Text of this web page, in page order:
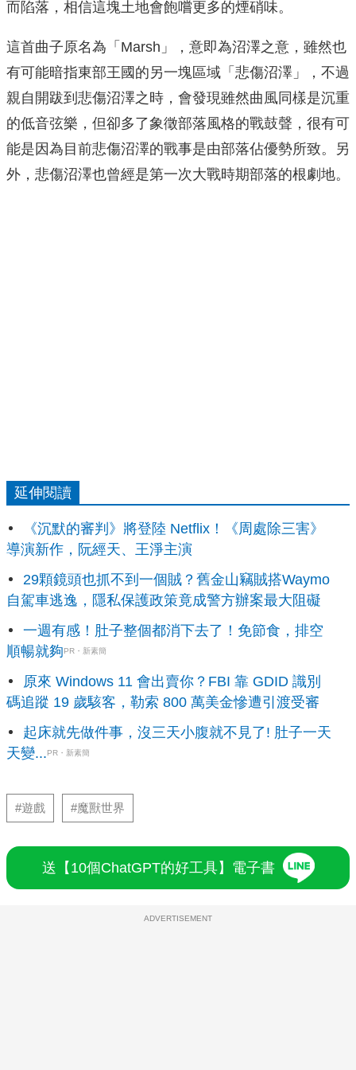
而陷落，相信這塊土地會飽嚐更多的煙硝味。
這首曲子原名為「Marsh」，意即為沼澤之意，雖然也
有可能暗指東部王國的另一塊區域「悲傷沼澤」，不過
親自開跋到悲傷沼澤之時，會發現雖然曲風同樣是沉重
的低音弦樂，但卻多了象徵部落風格的戰鼓聲，很有可
能是因為目前悲傷沼澤的戰事是由部落佔優勢所致。另
外，悲傷沼澤也曾經是第一次大戰時期部落的根劇地。
延伸閱讀
《沉默的審判》將登陸 Netflix！《周處除三害》
導演新作，阮經天、王淨主演
29顆鏡頭也抓不到一個賊？舊金山竊賊搭Waymo
自駕車逃逸，隱私保護政策竟成警方辦案最大阻礙
一週有感！肚子整個都消下去了！免節食，排空
順暢就夠PR・新素簡
原來 Windows 11 會出賣你？FBI 靠 GDID 識別
碼追蹤 19 歲駭客，勒索 800 萬美金慘遭引渡受審
起床就先做件事，沒三天小腹就不見了! 肚子一天
天變...PR・新素簡
#遊戲 #魔獸世界
送【10個ChatGPT的好工具】電子書
ADVERTISEMENT